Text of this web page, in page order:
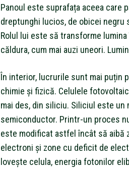
Panoul este suprafața aceea care
dreptunghi lucios, de obicei negru
Rolul lui este să transforme
căldura, cum mai auzi uneori.
În interior, lucrurile sunt mai puțin
chimie și fizică. Celulele
mai des, din siliciu. Siliciul este un
semiconductor. Printr-un proces
este modificat astfel încât să aibă
electroni și zone cu deficit de
lovește celula, energia fotonilor